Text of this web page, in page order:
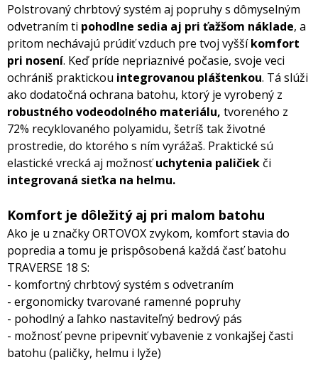
Polstrovaný chrbtový systém aj popruhy s dômyselným
odvetraním ti pohodlne sedia aj pri ťažšom náklade, a
pritom nechávajú prúdiť vzduch pre tvoj vyššíkomfort
pri nosení. Keď príde nepriaznivé počasie, svoje veci
ochrániš praktickou integrovanou pláštenkou. Tá slúži
ako dodatočná ochrana batohu, ktorý je vyrobený z
robustného vodeodolného materiálu, tvoreného z
72% recyklovaného polyamidu, šetríš tak životné
prostredie, do ktorého s ním vyrážaš. Praktické sú
elastické vrecká aj možnosťuchytenia paličiek či
integrovaná sieťka na helmu.
Komfort je dôležitý aj pri malom batohu
Ako je u značky ORTOVOX zvykom, komfort stavia do
popredia a tomu je prispôsobená každá časť batohu
TRAVERSE 18 S:
- komfortný chrbtový systém s odvetraním
- ergonomicky tvarované ramenné popruhy
- pohodlný a ľahko nastaviteľný bedrový pás
- možnosť pevne pripevniť vybavenie z vonkajšej časti
batohu (paličky, helmu i lyže)